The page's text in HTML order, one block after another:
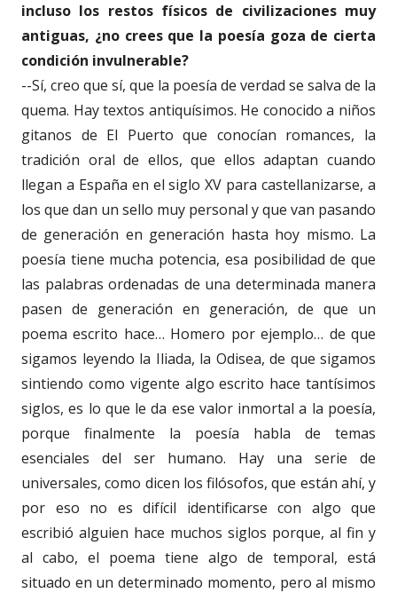
incluso los restos físicos de civilizaciones muy
antiguas, ¿no crees que la poesía goza de cierta
condición invulnerable?
--Sí, creo que sí, que la poesía de verdad se salva de la
quema. Hay textos antiquísimos. He conocido a niños
gitanos de El Puerto que conocían romances, la
tradición oral de ellos, que ellos adaptan cuando
llegan a España en el siglo XV para castellanizarse, a
los que dan un sello muy personal y que van pasando
de generación en generación hasta hoy mismo. La
poesía tiene mucha potencia, esa posibilidad de que
las palabras ordenadas de una determinada manera
pasen de generación en generación, de que un
poema escrito hace… Homero por ejemplo… de que
sigamos leyendo la Iliada, la Odisea, de que sigamos
sintiendo como vigente algo escrito hace tantísimos
siglos, es lo que le da ese valor inmortal a la poesía,
porque finalmente la poesía habla de temas
esenciales del ser humano. Hay una serie de
universales, como dicen los filósofos, que están ahí, y
por eso no es difícil identificarse con algo que
escribió alguien hace muchos siglos porque, al fin y
al cabo, el poema tiene algo de temporal, está
situado en un determinado momento, pero al mismo